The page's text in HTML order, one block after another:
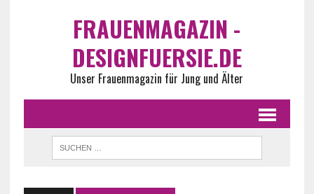
FRAUENMAGAZIN -
DESIGNFUERSIE.DE
Unser Frauenmagazin für Jung und Älter